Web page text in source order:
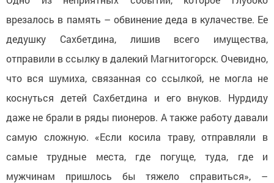
врезалось в память – обвинение деда в кулачестве. Ее
дедушку Сахбетдина, лишив всего имущества,
отправили в ссылку в далекий Магнитогорск. Очевидно,
что вся шумиха, связанная со ссылкой, не могла не
коснуться детей Сахбетдина и его внуков. Нурдиду
даже не брали в ряды пионеров. А также работу давали
самую сложную. «Если косила траву, отправляли в
самые трудные места, где погуще, туда, где и
мужчинам пришлось бы тяжело справиться», –